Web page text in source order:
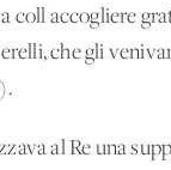
coll'accogliere
che gli
al Re una